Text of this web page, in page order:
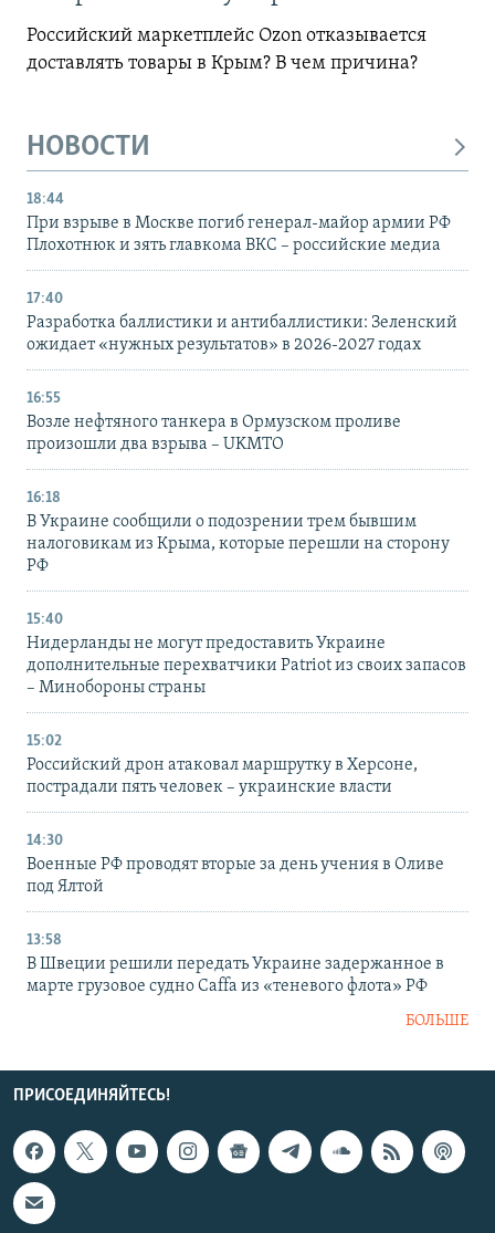
Российский маркетплейс Ozon отказывается
доставлять товары в Крым? В чем причина?
НОВОСТИ
18:44
При взрыве в Москве погиб генерал-майор армии РФ
Плохотнюк и зять главкома ВКС – российские медиа
17:40
Разработка баллистики и антибаллистики: Зеленский
ожидает «нужных результатов» в 2026-2027 годах
16:55
Возле нефтяного танкера в Ормузском проливе
произошли два взрыва – UKMTO
16:18
В Украине сообщили о подозрении трем бывшим
налоговикам из Крыма, которые перешли на сторону
РФ
15:40
Нидерланды не могут предоставить Украине
дополнительные перехватчики Patriot из своих запасов
– Минобороны страны
15:02
Российский дрон атаковал маршрутку в Херсоне,
пострадали пять человек – украинские власти
14:30
Военные РФ проводят вторые за день учения в Оливе
под Ялтой
13:58
В Швеции решили передать Украине задержанное в
марте грузовое судно Caffa из «теневого флота» РФ
БОЛЬШЕ
ПРИСОЕДИНЯЙТЕСЬ!